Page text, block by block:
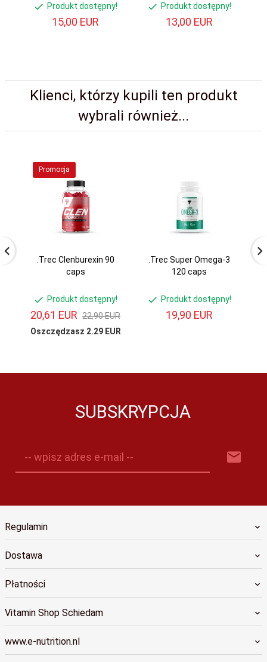
Produkt dostępny!
15,00 EUR
Produkt dostępny!
13,00 EUR
Klienci, którzy kupili ten produkt
wybrali również...
Promocja
.Trec Clenburexin 90
caps
Produkt dostępny!
20,61 EUR 22,90 EUR
Oszczędzasz 2.29 EUR
.Trec Super Omega-3
120 caps
Produkt dostępny!
19,90 EUR
SUBSKRYPCJA
-- wpisz adres e-mail --
Regulamin
Dostawa
Płatności
Vitamin Shop Schiedam
www.e-nutrition.nl